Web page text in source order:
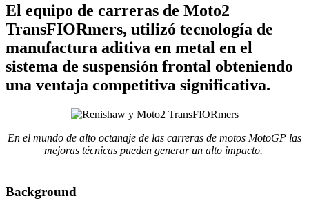
El equipo de carreras de Moto2
TransFIORmers, utilizó tecnología de
manufactura aditiva en metal en el
sistema de suspensión frontal obteniendo
una ventaja competitiva significativa.
En el mundo de alto octanaje de las carreras de motos MotoGP las
mejoras técnicas pueden generar un alto impacto.
Background